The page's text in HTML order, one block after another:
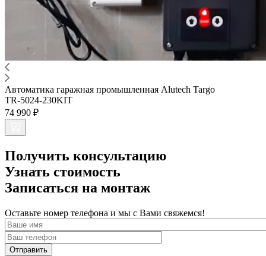
Автоматика гаражная промышленная Alutech Targo
TR-5024-230KIT
74 990 ₽
Получить консультацию
Узнать стоимость
Записаться на монтаж
Оставьте номер телефона и мы с Вами свяжемся!